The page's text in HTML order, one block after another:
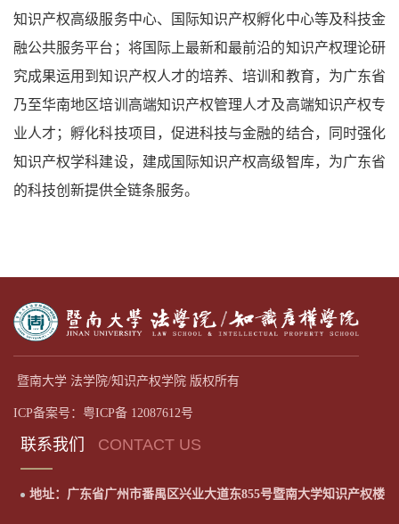
知识产权高级服务中心、国际知识产权孵化中心等及科技金
融公共服务平台；将国际上最新和最前沿的知识产权理论研
究成果运用到知识产权人才的培养、培训和教育，为广东省
乃至华南地区培训高端知识产权管理人才及高端知识产权专
业人才；孵化科技项目，促进科技与金融的结合，同时强化
知识产权学科建设，建成国际知识产权高级智库，为广东省
的科技创新提供全链条服务。
暨南大学 法学院/知识产权学院 版权所有
ICP备案号：粤ICP备 12087612号
联系我们 CONTACT US
地址：广东省广州市番禺区兴业大道东855号暨南大学知识产权楼